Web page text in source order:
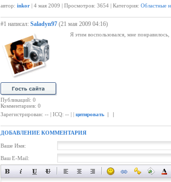
автор: inkor | 4 мая 2009 | Просмотров: 3654 | Категория: Областные
#1 написал: Saladyn97 (21 мая 2009 04:16)
Публикаций: 0
Комментариев: 0
Я этим воспользовался, мне
Зарегистрирован: -- | ICQ: -- | | цитировать | |
ДОБАВЛЕНИЕ КОММЕНТАРИЯ
Ваше Имя:
Ваш E-Mail: